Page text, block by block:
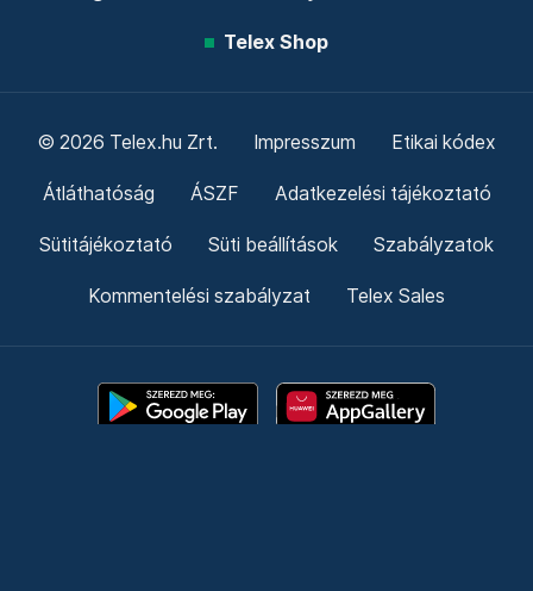
Telex Shop
© 2026 Telex.hu Zrt. Impresszum Etikai kódex
Átláthatóság ÁSZF Adatkezelési tájékoztató
Sütitájékoztató Süti beállítások Szabályzatok
Kommentelési szabályzat Telex Sales